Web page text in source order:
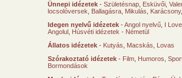
Ünnepi idézetek - Születésnap Esküvői
locsolóversek
Ballagásra Mikulás Karácsony
Idegen nyelvű idézetek -Angol nyelvű I
Angolul Húsvéti idézetek - Németül
Állatos idézetek - Kutyás Macskás
Lovas
Szórakoztató idézetek - Film Humoros
Bormondások